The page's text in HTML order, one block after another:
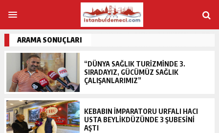
ARAMA SONUÇLARI
“DÜNYA SAĞLIK TURIZMINDE 3.
SIRADAYIZ, GÜCÜMÜZ SAĞLIK
ÇALIŞANLARIMIZ”
KEBABIN IMPARATORU URFALI HACI
USTA BEYLIKDÜZÜNDE 3 ŞUBESINI
AŞTI